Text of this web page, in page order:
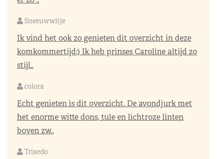
Sneeuwwitje
Ik vind het ook zo genieten dit overzicht in deze
komkommertijd:) Ik heb prinses Caroline altijd zo
stijl..
colora
Echt genieten is dit overzicht. De avondjurk met
het enorme witte dons, tule en lichtroze linten
boven zw..
Trixedo